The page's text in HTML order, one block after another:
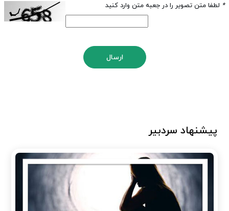
* لطفا متن تصویر را در جعبه متن وارد کنید
ارسال
پیشنهاد سردبیر